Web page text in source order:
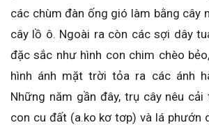
các chùm đàn ống gió làm bằng cây
cây lồ ô. Ngoài ra còn các sợi dây
đặc sắc như hình con chim chèo
hình ánh mặt trời tỏa ra các ánh
Những năm gần đây, trụ cây nêu
con cu đất (a.ko kơ tơp) và lá phướn